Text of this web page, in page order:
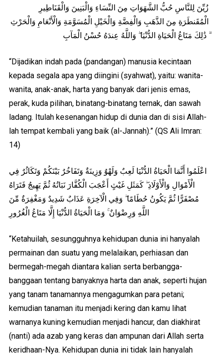
زُيِّنَ لِلنَّاسِ حُبُّ الشَّهَوَاتِ مِنَ النِّسَاءِ وَالْبَنِينَ وَالْقَنَاطِيرِ
الْمُقَنطَرَةِ مِنَ الذَّهَبِ وَالْفِضَّةِ وَالْخَيْلِ الْمُسَوَّمَةِ وَالْأَنْعَامِ وَالْحَرْثِ
ۗ ذَٰلِكَ مَتَاعُ الْحَيَاةِ الدُّنْيَا ۖ وَاللَّهُ عِندَهُ حُسْنُ الْمَآبِ
“Dijadikan indah pada (pandangan) manusia kecintaan
kepada segala apa yang diingini (syahwat), yaitu: wanita-
wanita, anak-anak, harta yang banyak dari jenis emas,
perak, kuda pilihan, binatang-binatang ternak, dan sawah
ladang. Itulah kesenangan hidup di dunia dan di sisi Allah-
lah tempat kembali yang baik (al-Jannah).” (QS Ali Imran:
14)
اعْلَمُوا أَنَّمَا الْحَيَاةُ الدُّنْيَا لَعِبٌ وَلَهْوٌ وَزِينَةٌ وَتَفَاخُرٌ بَيْنَكُمْ وَتَكَاثُرٌ فِي
الْأَمْوَالِ وَالْأَوْلَادِ ۖ كَمَثَلِ غَيْثٍ أَعْجَبَ الْكُفَّارَ نَبَاتُهُ ثُمَّ يَهِيجُ فَتَرَاهُ
مُصْفَرًّا ثُمَّ يَكُونُ حُطَامًا ۖ وَفِي الْآخِرَةِ عَذَابٌ شَدِيدٌ وَمَغْفِرَةٌ مِّنَ
اللَّهِ وَرِضْوَانٌ ۚ وَمَا الْحَيَاةُ الدُّنْيَا إِلَّا مَتَاعُ الْغُرُورِ
“Ketahuilah, sesungguhnya kehidupan dunia ini hanyalah
permainan dan suatu yang melalaikan, perhiasan dan
bermegah-megah diantara kalian serta berbangga-
banggaan tentang banyaknya harta dan anak, seperti hujan
yang tanam tanamannya mengagumkan para petani;
kemudian tanaman itu menjadi kering dan kamu lihat
warnanya kuning kemudian menjadi hancur, dan diakhirat
(nanti) ada azab yang keras dan ampunan dari Allah serta
keridhaan-Nya. Kehidupan dunia ini tidak lain hanyalah